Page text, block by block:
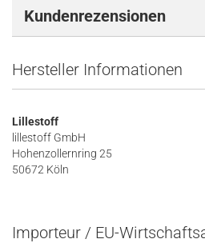
Kundenrezensionen
Hersteller Informationen
Lillestoff
lillestoff GmbH
Hohenzollernring 25
50672 Köln
Importeur / EU-